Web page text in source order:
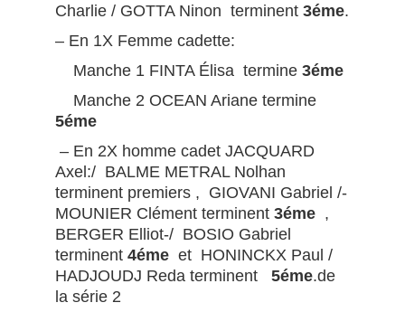
Charlie / GOTTA Ninon terminent 3éme.
– En 1X Femme cadette:
Manche 1 FINTA Élisa termine 3éme
Manche 2 OCEAN Ariane termine
5éme
– En 2X homme cadet JACQUARD
Axel:/ BALME METRAL Nolhan
terminent premiers , GIOVANI Gabriel /-
MOUNIER Clément terminent 3éme,
BERGER Elliot-/ BOSIO Gabriel
terminent 4émeet HONINCKX Paul /
HADJOUDJ Reda terminent
5éme.de
la série 2